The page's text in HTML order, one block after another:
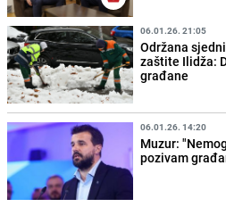
06.01.26. 21:05
Održana
zaštite Ilidža:
građane
06.01.26. 14:20
Muzur:
pozivam